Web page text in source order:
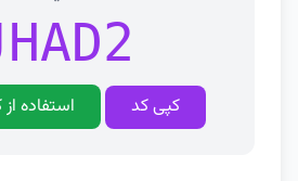
کپی کد استفاده